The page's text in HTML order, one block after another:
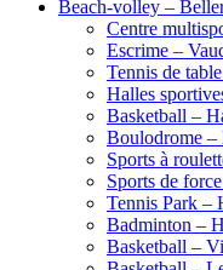
Beach-volley –
Centre
Escrime –
Tennis de
Halles
Basketball –
Boulodrome –
Sports à
Sports de
Tennis Park –
Badminton –
Basketball –